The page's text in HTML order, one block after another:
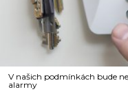
V našich podmínkách bude
alarmy